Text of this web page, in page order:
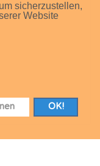
sicherzustellen,
Website
OK!